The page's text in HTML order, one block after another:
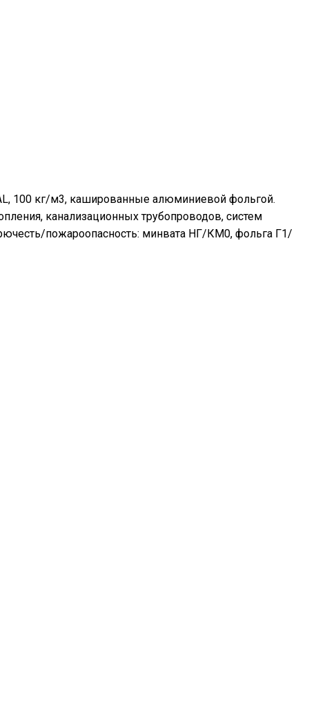
100 кг/м3, кашированные алюминиевой фольгой.
канализационных трубопроводов, систем
пожароопасность: минвата НГ/КМ0, фольга Г1/